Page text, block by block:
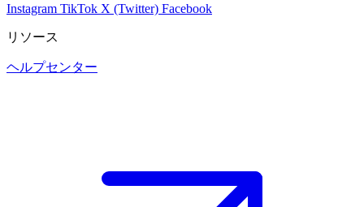
Instagram TikTok X (Twitter) Facebook
リソース
ヘルプセンター